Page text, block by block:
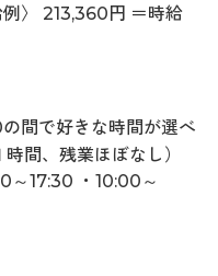
〉 213,360円 ＝時給
間で好きな時間が選べ
間、残業ほぼなし）
～17:30 ・10:00～